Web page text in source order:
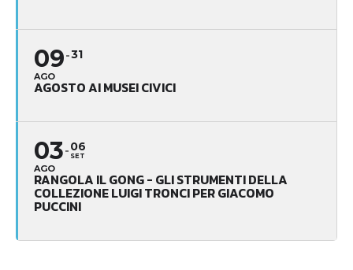
09
AGO
31
AGOSTO AI MUSEI CIVICI
03
AGO
06
SET
RANGOLA IL GONG - GLI STRUMENTI DELLA
COLLEZIONE LUIGI TRONCI PER GIACOMO
PUCCINI